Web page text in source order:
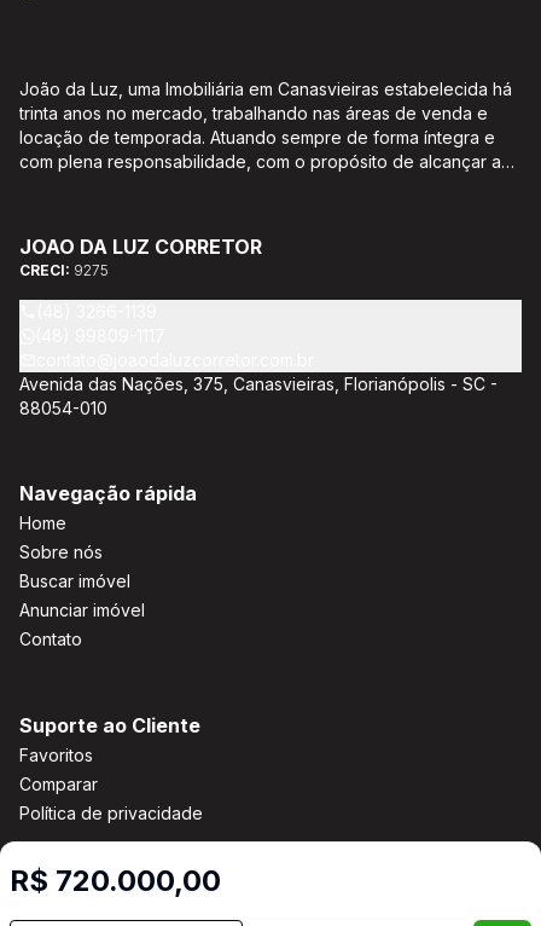
R$ 720.000,00
João da Luz, uma Imobiliária em Canasvieiras estabelecida há
trinta anos no mercado, trabalhando nas áreas de venda e
locação de temporada. Atuando sempre de forma íntegra e
com plena responsabilidade, com o propósito de alcançar a
credenciado CEF; Análise da capacidade de compra e perfil
do cliente para aumentar o índice de assertividade na escolha
do imóvel; Trabalhamos com oportunidades de negócios.
JOAO DA LUZ CORRETOR
CRECI: 9275
Avenida das Nações, 375, Canasvieiras, Florianópolis - SC -
88054-010
Navegação rápida
Home
Sobre nós
Buscar imóvel
Anunciar imóvel
Contato
Suporte ao Cliente
Favoritos
Comparar
Política de privacidade